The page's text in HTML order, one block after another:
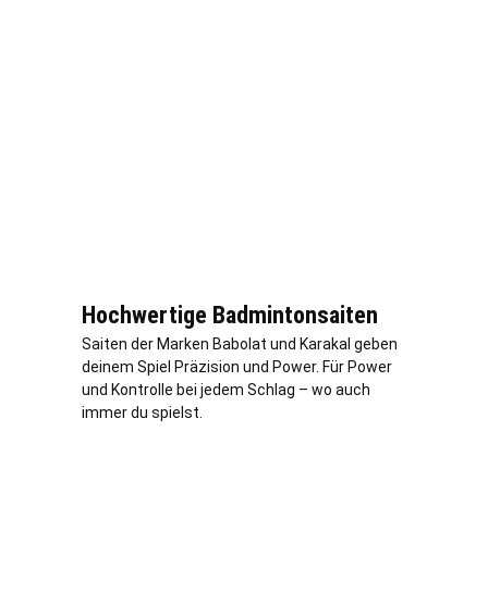
Hochwertige Badmintonsaiten
Saiten der Marken Babolat und Karakal geben
deinem Spiel Präzision und Power. Für Power
und Kontrolle bei jedem Schlag – wo auch
immer du spielst.